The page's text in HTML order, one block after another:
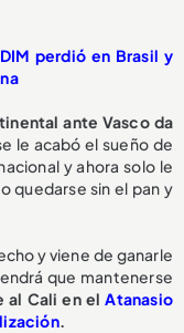
perdió en Brasil y
ante Vasco da
le acabó el sueño de
y ahora solo le
quedarse sin el pan y
y viene de ganarle
que mantenerse
al Cali en elAtanasio
.